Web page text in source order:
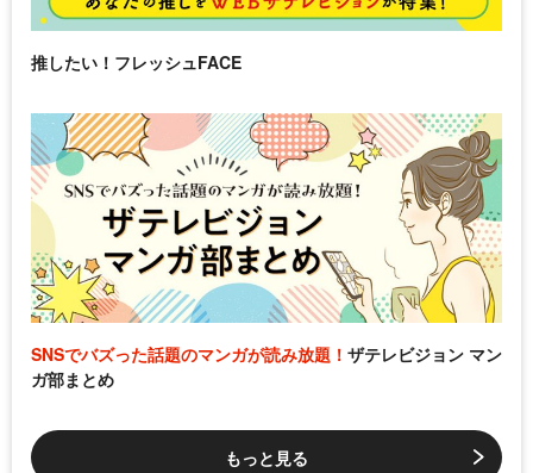
推したい！フレッシュFACE
SNSでバズった話題のマンガが読み放題！ ザテレビジョン マン
ガ部まとめ
もっと見る